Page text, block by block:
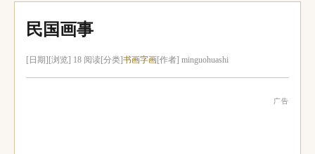
民国画事
[日期] [浏览] 18 阅读 [分类]书画字画[作者] minguohuashi
广告